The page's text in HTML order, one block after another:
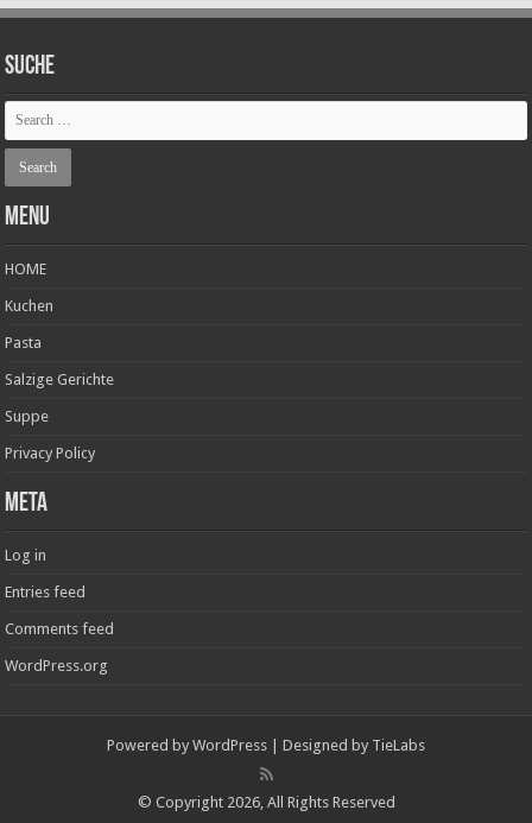
SUCHE
Menu
HOME
Kuchen
Pasta
Salzige Gerichte
Suppe
Privacy Policy
Meta
Log in
Entries feed
Comments feed
WordPress.org
Powered by WordPress | Designed by TieLabs
© Copyright 2026, All Rights Reserved